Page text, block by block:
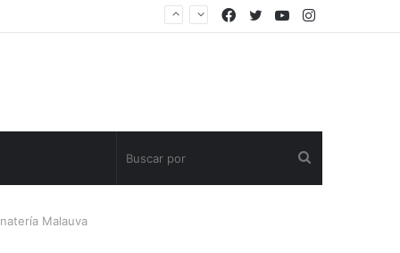
YouTube
Twitter
Facebook
Malauva